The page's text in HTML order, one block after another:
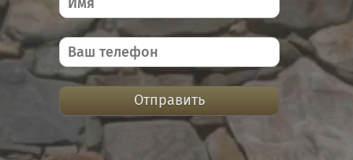
Отправить